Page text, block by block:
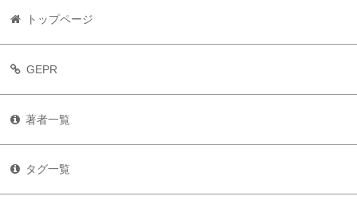
トップページ
GEPR
著者一覧
タグ一覧